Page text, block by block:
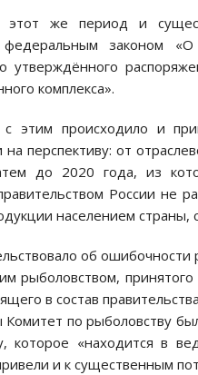
же период и
федеральным законом
утверждённого
комплекса».
этим происходило и
перспективу: от
до 2020 года, из
России не
населением страны,
об
рыболовством,
в состав
по рыболовству
которое «находится в
и к существенным